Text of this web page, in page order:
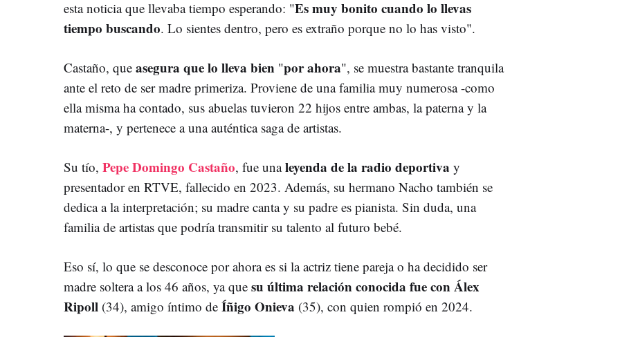
esta noticia que llevaba tiempo esperando: "Es muy bonito cuando lo llevas
tiempo buscando. Lo sientes dentro, pero es extraño porque no lo has visto".
Castaño, que asegura que lo lleva bien "por ahora", se muestra bastante tranquila
ante el reto de ser madre primeriza. Proviene de una familia muy numerosa -como
ella misma ha contado, sus abuelas tuvieron 22 hijos entre ambas, la paterna y la
materna-, y pertenece a una auténtica saga de artistas.
Su tío, Pepe Domingo Castaño, fue unaleyenda de la radio deportiva y
presentador en RTVE, fallecido en 2023. Además, su hermano Nacho también se
dedica a la interpretación; su madre canta y su padre es pianista. Sin duda, una
familia de artistas que podría transmitir su talento al futuro bebé.
Eso sí, lo que se desconoce por ahora es si la actriz tiene pareja o ha decidido ser
madre soltera a los 46 años, ya que su última relación conocida fue con Álex
Ripoll (34), amigo íntimo de Íñigo Onieva (35), con quien rompió en 2024.